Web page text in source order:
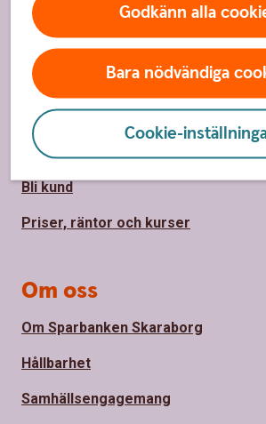
Godkänn alla
Bara nödvändiga
Cookie-
Sidfot
Hitta snabbt
Kundservice
Spärrhjälp
Hitta bankkontor
Bli kund
Priser, räntor och kurser
Om oss
Om Sparbanken Skaraborg
Hållbarhet
Samhällsengagemang